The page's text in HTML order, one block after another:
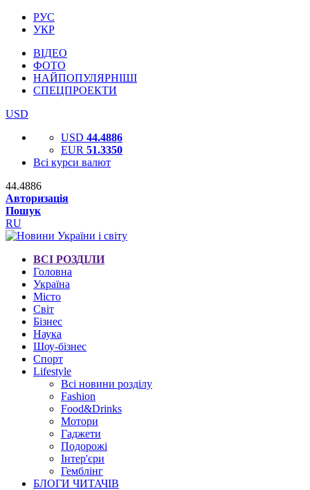
РУС
УКР
ВІДЕО
ФОТО
НАЙПОПУЛЯРНІШІ
СПЕЦПРОЕКТИ
USD
USD 44.4886
EUR 51.3350
Всі курси валют
44.4886
Авторизація
Пошук
RU
ВСІ РОЗДІЛИ
Головна
Україна
Місто
Світ
Бізнес
Наука
Шоу-бізнес
Спорт
Lifestyle
Всі новини розділу
Fashion
Food&Drinks
Мотори
Гаджети
Подорожі
Інтер'єри
Гемблінг
БЛОГИ ЧИТАЧІВ